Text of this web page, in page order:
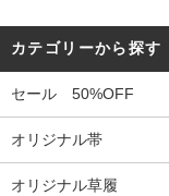
カテゴリーから探す
セール 50%OFF
オリジナル帯
オリジナル草履